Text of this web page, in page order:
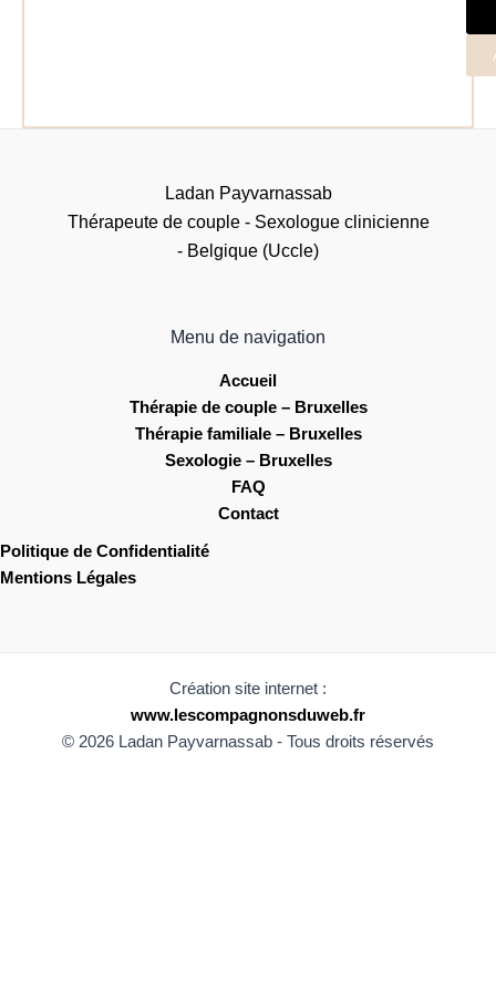
Ladan Payvarnassab
Thérapeute de couple - Sexologue clinicienne
- Belgique (Uccle)
Menu de navigation
Accueil
Thérapie de couple – Bruxelles
Thérapie familiale – Bruxelles
Sexologie – Bruxelles
FAQ
Contact
Politique de Confidentialité
Mentions Légales
Création site internet :
www.lescompagnonsduweb.fr
© 2026 Ladan Payvarnassab - Tous droits réservés